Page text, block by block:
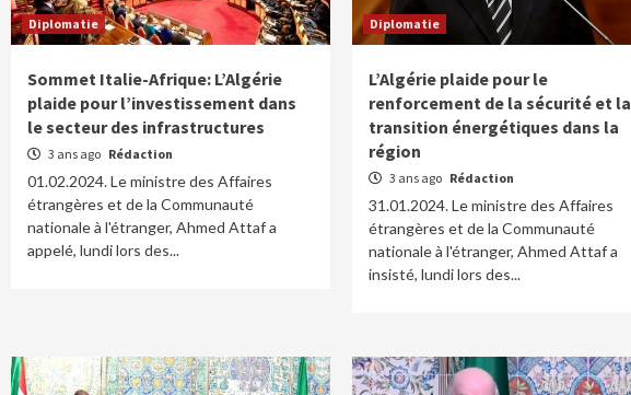
Diplomatie
Sommet Italie-Afrique: L’Algérie
plaide pour l’investissement dans
le secteur des infrastructures
3 ans ago Rédaction
01.02.2024. Le ministre des Affaires
étrangères et de la Communauté
nationale à l'étranger, Ahmed Attaf a
appelé, lundi lors des...
Diplomatie
L’Algérie plaide pour le
renforcement de la sécurité et la
transition énergétiques dans la
région
3 ans ago Rédaction
31.01.2024. Le ministre des Affaires
étrangères et de la Communauté
nationale à l'étranger, Ahmed Attaf a
insisté, lundi lors des...